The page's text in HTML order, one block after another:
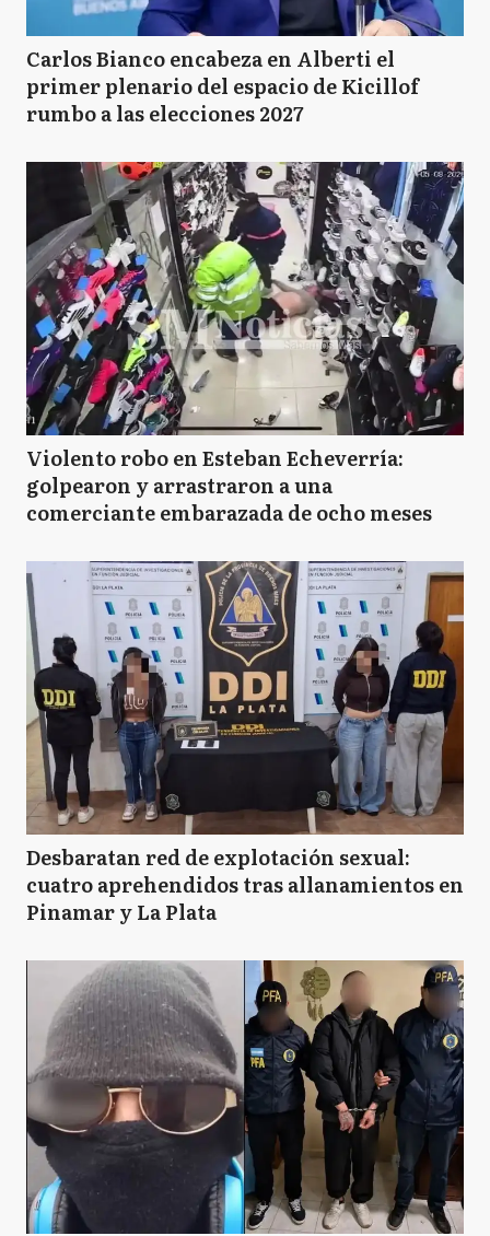
Carlos Bianco encabeza en Alberti el
primer plenario del espacio de Kicillof
rumbo a las elecciones 2027
Violento robo en Esteban Echeverría:
golpearon y arrastraron a una
comerciante embarazada de ocho meses
Desbaratan red de explotación sexual:
cuatro aprehendidos tras allanamientos en
Pinamar y La Plata